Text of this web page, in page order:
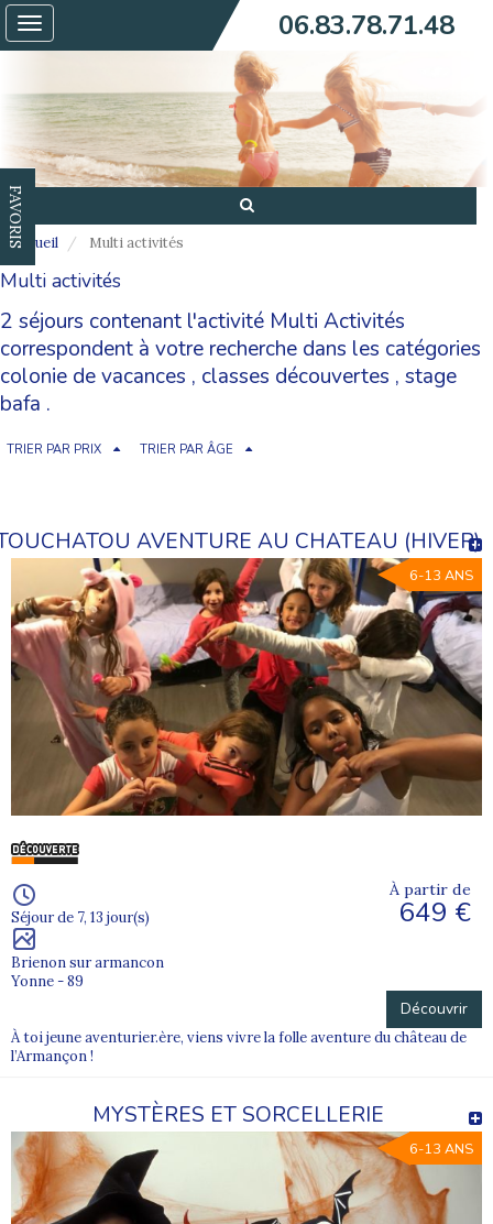
Toggle
navigation
06.83.78.71.48
FAVORIS
Accueil Multi activités
Multi activités
2 séjours contenant l'activité Multi Activités
correspondent à votre recherche dans les catégories
colonie de vacances , classes découvertes , stage
bafa .
TRIER PAR PRIX TRIER PAR ÂGE
AVENTURE AU CHATEAU (HIVER)
6-13 ANS
Séjour de 7, 13 jour(s)
Brienon sur armancon
Yonne - 89
À partir de
649 €
Découvrir
À toi jeune aventurier.ère, viens vivre la folle aventure du château de
l’Armançon !
MYSTÈRES ET SORCELLERIE
6-13 ANS